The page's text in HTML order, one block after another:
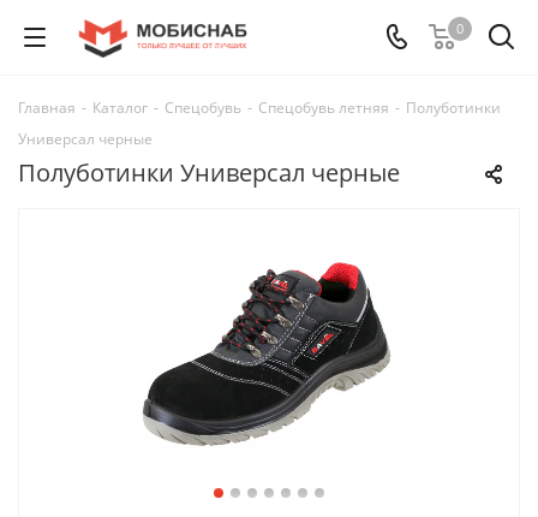
0
Главная - Каталог - Спецобувь - Спецобувь летняя - Полуботинки
Универсал черные
Полуботинки Универсал черные